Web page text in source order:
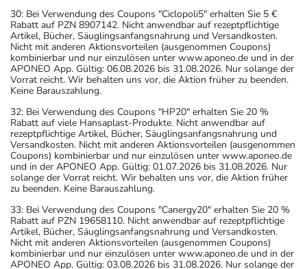
30: Bei Verwendung des Coupons "Ciclopoli5" erhalten Sie 5 €
Rabatt auf PZN 8907142. Nicht anwendbar auf rezeptpflichtige
Artikel, Bücher, Säuglingsanfangsnahrung und Versandkosten.
Nicht mit anderen Aktionsvorteilen (ausgenommen Coupons)
kombinierbar und nur einzulösen unter www.aponeo.de und in der
APONEO App. Gültig: 06.08.2026 bis 31.08.2026. Nur solange der
Vorrat reicht. Wir behalten uns vor, die Aktion früher zu beenden.
Keine Barauszahlung.
32: Bei Verwendung des Coupons "HP20" erhalten Sie 20 %
Rabatt auf viele Hansaplast-Produkte. Nicht anwendbar auf
rezeptpflichtige Artikel, Bücher, Säuglingsanfangsnahrung und
Versandkosten. Nicht mit anderen Aktionsvorteilen (ausgenommen
Coupons) kombinierbar und nur einzulösen unter www.aponeo.de
und in der APONEO App. Gültig: 01.07.2026 bis 31.08.2026. Nur
solange der Vorrat reicht. Wir behalten uns vor, die Aktion früher
zu beenden. Keine Barauszahlung.
33: Bei Verwendung des Coupons "Canergy20" erhalten Sie 20 %
Rabatt auf PZN 19658110. Nicht anwendbar auf rezeptpflichtige
Artikel, Bücher, Säuglingsanfangsnahrung und Versandkosten.
Nicht mit anderen Aktionsvorteilen (ausgenommen Coupons)
kombinierbar und nur einzulösen unter www.aponeo.de und in der
APONEO App. Gültig: 03.08.2026 bis 31.08.2026. Nur solange der